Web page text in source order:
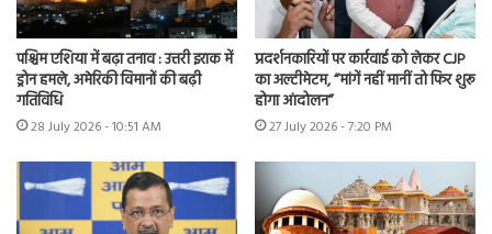
पश्चिम एशिया में बढ़ा तनाव : उत्तरी इराक में
ड्रोन हमले, अमेरिकी विमानों की बढ़ी
गतिविधि
28 July 2026 - 10:51 AM
प्रदर्शनकारियों पर कार्रवाई को लेकर CJP
का अल्टीमेटम, “मांगें नहीं मानीं तो फिर शुरू
होगा आंदोलन”
27 July 2026 - 7:20 PM